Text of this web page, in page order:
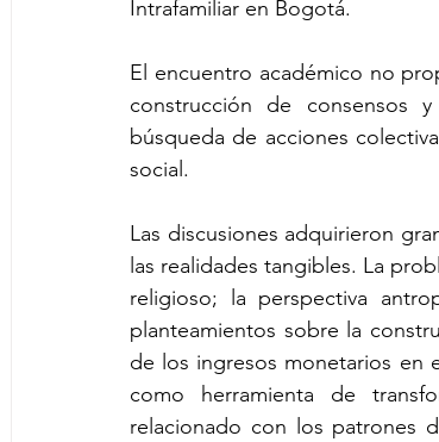
Intrafamiliar en Bogotá.
El encuentro académico no
construcción de consensos
búsqueda de acciones
social.
Las discusiones adquirieron
las realidades tangibles. La
religioso; la perspectiva
planteamientos sobre la
de los ingresos monetarios en
como herramienta de
relacionado con los patrones